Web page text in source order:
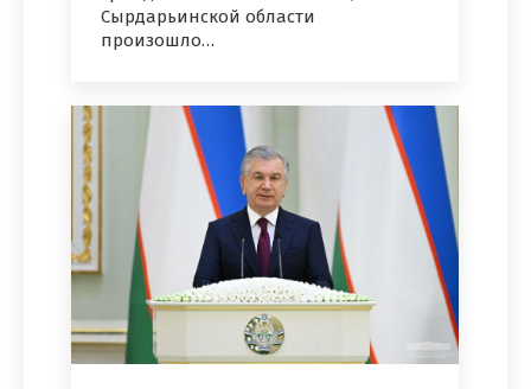
Сырдарьинской области
произошло…